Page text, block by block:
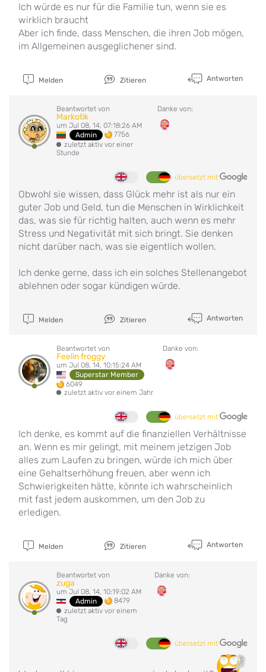
Ich würde es nur für die Familie tun, wenn sie es
wirklich braucht
Aber ich finde, dass Menschen, die ihren Job mögen,
im Allgemeinen ausgeglichener sind.
Melden Zitieren Antworten
Beantwortet von
Markotik
um Jul 08, 14, 07:18:26 AM
Admin
7756
zuletzt aktiv vor einer
Stunde
Danke von:
übersetzt mit
Obwohl sie wissen, dass Glück mehr ist als nur ein
guter Job und Geld, tun die Menschen in Wirklichkeit
das, was sie für richtig halten, auch wenn es mehr
Stress und Negativität mit sich bringt. Sie denken
nicht darüber nach, was sie eigentlich wollen.
Ich denke gerne, dass ich ein solches Stellenangebot
ablehnen oder sogar kündigen würde.
Melden Zitieren Antworten
Beantwortet von
Feelin froggy
um Jul 08, 14, 10:15:24 AM
Superstar Member
6049
zuletzt aktiv vor einem Jahr
Danke von:
übersetzt mit
Ich denke, es kommt auf die finanziellen Verhältnisse
an. Wenn es mir gelingt, mit meinem jetzigen Job
alles zum Laufen zu bringen, würde ich mich über
eine Gehaltserhöhung freuen, aber wenn ich
Schwierigkeiten hätte, könnte ich wahrscheinlich
mit fast jedem auskommen, um den Job zu
erledigen.
Melden Zitieren Antworten
Beantwortet von
zuga
um Jul 08, 14, 10:19:02 AM
Admin
8479
zuletzt aktiv vor einem
Tag
Danke von:
übersetzt mit